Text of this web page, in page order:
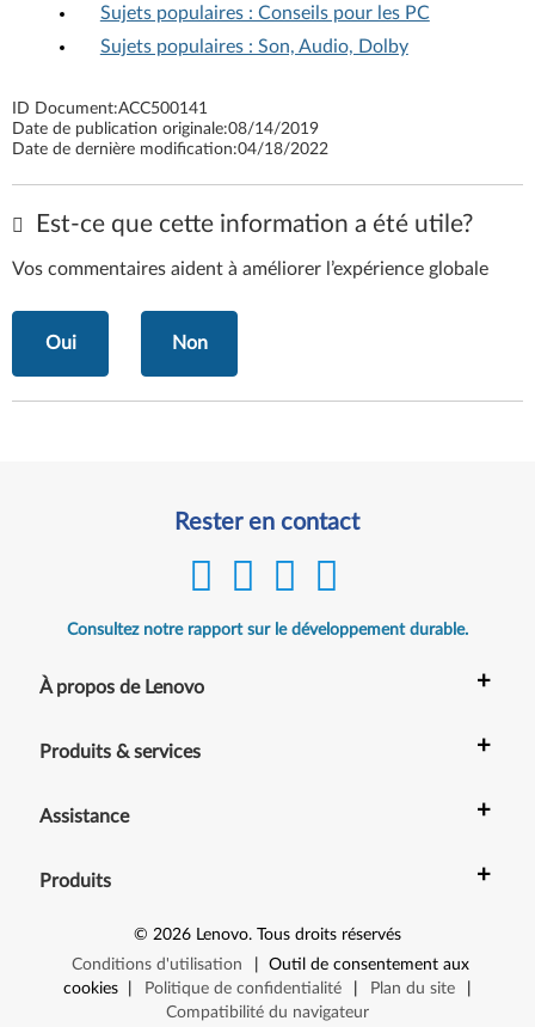
Sujets populaires : Conseils pour les PC
Sujets populaires : Son, Audio, Dolby
ID Document:ACC500141
Date de publication originale:08/14/2019
Date de dernière modification:04/18/2022
Est-ce que cette information a été utile?
Vos commentaires aident à améliorer l’expérience globale
Oui Non
Rester en contact
Consultez notre rapport sur le développement durable.
À propos de Lenovo +
Produits & services +
Assistance +
Produits +
© 2026 Lenovo. Tous droits réservés
Conditions d'utilisation
Outil de consentement aux
cookies
Politique de confidentialité Plan du site
Compatibilité du navigateur